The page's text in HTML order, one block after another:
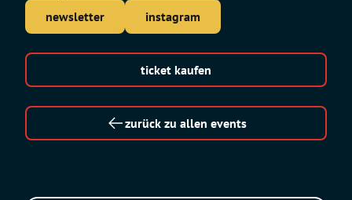
newsletter instagram
ticket kaufen
zurück zu allen events